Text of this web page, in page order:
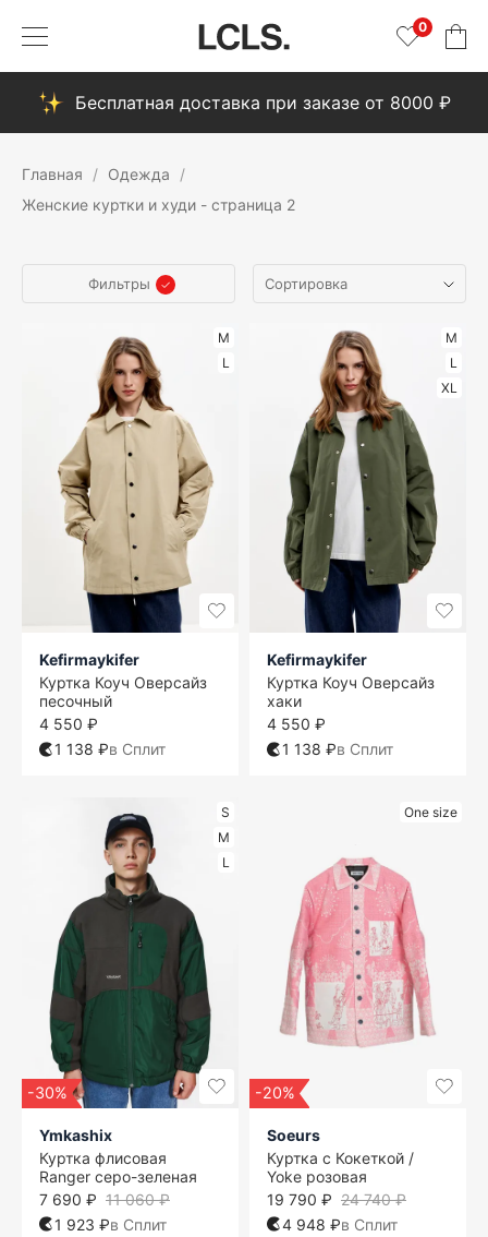
0
Бесплатная доставка при заказе от 8000 ₽
Главная
Одежда
Женские куртки и худи - страница 2
Фильтры
M
L
Kefirmaykifer
Куртка Коуч Оверсайз
песочный
4 550 ₽
1 138 ₽в Сплит
M
L
XL
Kefirmaykifer
Куртка Коуч Оверсайз
хаки
4 550 ₽
1 138 ₽в Сплит
S
M
L
-30%
Ymkashix
Куртка флисовая
Ranger серо-зеленая
11 060 ₽
7 690 ₽
1 923 ₽в Сплит
One size
-20%
Soeurs
Куртка с Кокеткой /
Yoke розовая
24 740 ₽
19 790 ₽
4 948 ₽в Сплит